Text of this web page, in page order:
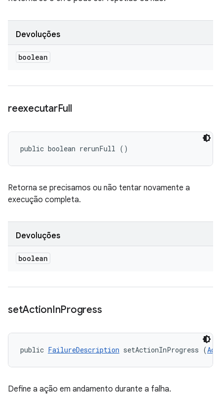
Devoluções
boolean
reexecutarFull
public boolean rerunFull ()
Retorna se precisamos ou não tentar novamente a
execução completa.
Devoluções
boolean
setActionInProgress
public FailureDescription setActionInProgress (
Define a ação em andamento durante a falha.